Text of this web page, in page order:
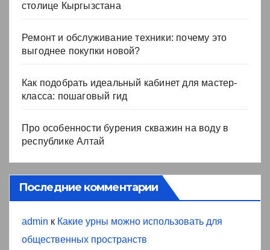
столице Кыргызстана
Ремонт и обслуживание техники: почему это
выгоднее покупки новой?
Как подобрать идеальный кабинет для мастер-
класса: пошаговый гид
Про особенности бурения скважин на воду в
республике Алтай
Последние комментарии
admin к Какие урны можно использовать для
общественных пространств